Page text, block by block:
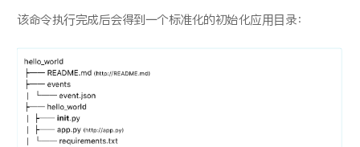
该命令执⾏完成后会得到⼀个标准化的初始化应⽤⽬录：